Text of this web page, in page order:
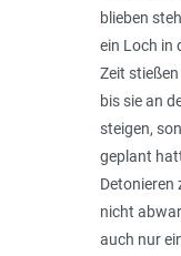
blieben
ein Loch in
Zeit
bis sie an
steigen,
geplant
Detonieren
nicht
auch nur